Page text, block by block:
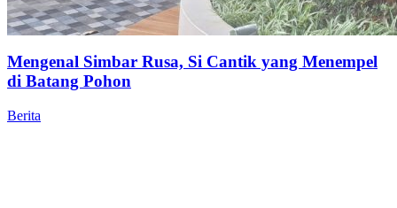
Mengenal Simbar Rusa, Si Cantik yang Menempel
di Batang Pohon
Berita